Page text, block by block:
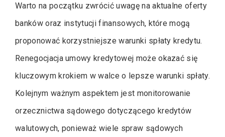
Warto na początku zwrócić uwagę na aktualne oferty
banków oraz instytucji finansowych, które mogą
proponować korzystniejsze warunki spłaty kredytu.
Renegocjacja umowy kredytowej może okazać się
kluczowym krokiem w walce o lepsze warunki spłaty.
Kolejnym ważnym aspektem jest monitorowanie
orzecznictwa sądowego dotyczącego kredytów
walutowych, ponieważ wiele spraw sądowych